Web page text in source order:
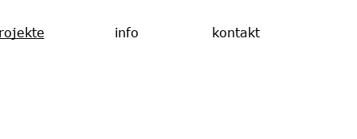
info kontakt
info kontakt